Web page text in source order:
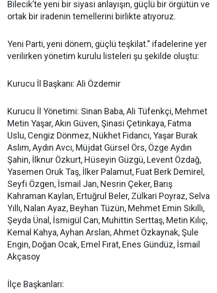
Bilecik’te yeni bir siyasi anlayışın, güçlü bir örgütün ve
ortak bir iradenin temellerini birlikte atıyoruz.
Yeni Parti, yeni dönem, güçlü teşkilat.” ifadelerine yer
verilirken yönetim kurulu listeleri şu şekilde oluştu:
Kurucu İl Başkanı: Ali Özdemir
Kurucu İl Yönetimi: Sinan Baba, Ali Tüfenkçi, Mehmet
Metin Yaşar, Akın Güven, Şinasi Çetinkaya, Fatma
Uslu, Cengiz Dönmez, Nükhet Fidancı, Yaşar Burak
Aslım, Aydın Avcı, Müjdat Gürsel Örs, Özge Aydın
Şahin, İlknur Özkurt, Hüseyin Güzgü, Levent Özdağ,
Yasemen Oruk Taş, İlker Palamut, Fuat Berk Demirel,
Seyfi Özgen, İsmail Jan, Nesrin Çeker, Barış
Kahraman Kaylan, Ertuğrul Beler, Zülkari Poyraz, Selva
Yıllı, Nalan Ayaz, Beyhan Tüzün, Mehmet Emin Sıkıllı,
Şeyda Ünal, İsmigül Can, Muhittin Serttaş, Metin Kılıç,
Kemal Kahya, Ayhan Arslan, Ahmet Özkaynak, Şule
Engin, Doğan Ocak, Emel Fırat, Enes Gündüz, İsmail
Akçasoy
İlçe Başkanları: